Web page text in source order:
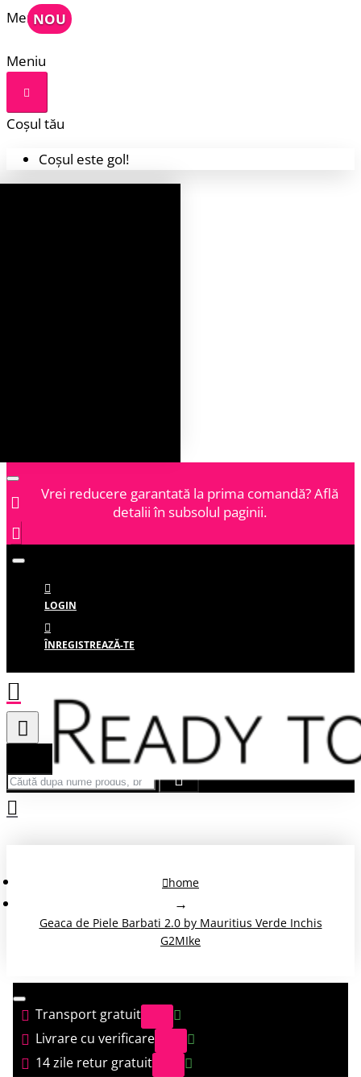
Meniu
Meniu
Coșul tău
Coșul este gol!
Vrei reducere garantată la prima comandă? Află
detalii în subsolul paginii.
LOGIN
ÎNREGISTREAZĂ-TE
Căută după nume produs, brand...
home
Geaca de Piele Barbati 2.0 by Mauritius Verde Inchis
G2MIke
Transport gratuit
Livrare cu verificare
14 zile retur gratuit
NOU